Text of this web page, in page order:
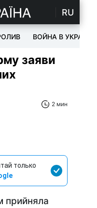
RU
ВОЙНА В УКРАИНЕ
заяви
2 мин
только
прийняла